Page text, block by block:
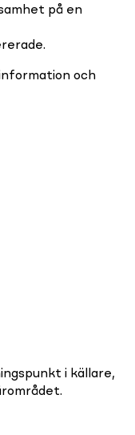
på en
och
i källare,